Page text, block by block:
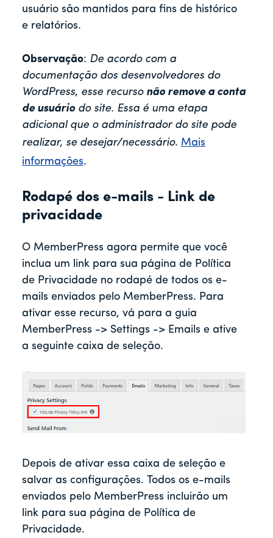
usuário são mantidos para fins de histórico
e relatórios.
Observação: De acordo com a
documentação dos desenvolvedores do
WordPress, esse recurso não remove a conta
de usuário do site. Essa é uma etapa
adicional que o administrador do site pode
realizar, se desejar/necessário. Mais
informações.
Rodapé dos e-mails - Link de
privacidade
O MemberPress agora permite que você
inclua um link para sua página de Política
de Privacidade no rodapé de todos os e-
mails enviados pelo MemberPress. Para
ativar esse recurso, vá para a guia
MemberPress -> Settings -> Emails e ative
a seguinte caixa de seleção.
Depois de ativar essa caixa de seleção e
salvar as configurações. Todos os e-mails
enviados pelo MemberPress incluirão um
link para sua página de Política de
Privacidade.